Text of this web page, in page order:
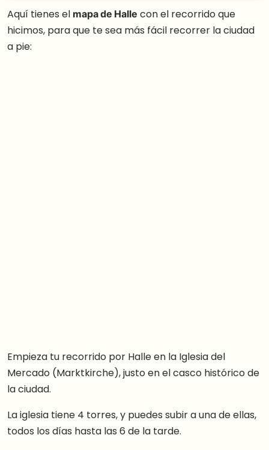
Aquí tienes el mapa de Halle con el recorrido que
hicimos, para que te sea más fácil recorrer la ciudad
a pie:
Empieza tu recorrido por Halle en la Iglesia del
Mercado (Marktkirche), justo en el casco histórico de
la ciudad.
La iglesia tiene 4 torres, y puedes subir a una de ellas,
todos los días hasta las 6 de la tarde.